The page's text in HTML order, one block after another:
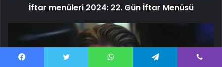
İftar menüleri 2024: 22. Gün İftar Menüsü